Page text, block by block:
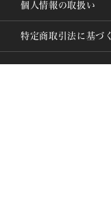
個人情報の取扱い
特定商取引法に基づ